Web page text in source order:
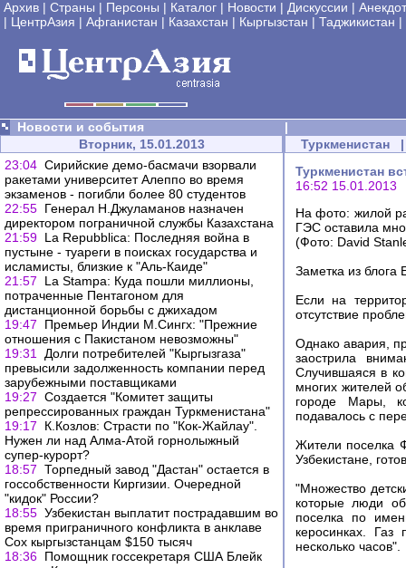
Архив | Страны | Персоны | Каталог | Новости | Дискуссии |
| ЦентрАзия | Афганистан | Казахстан | Кыргызстан | Таджикистан |
Новости и события
|
Вторник, 15.01.2013
23:04 Сирийские демо-басмачи взорвали
ракетами университет Алеппо во время
экзаменов - погибли более 80 студентов
22:55 Генерал Н.Джуламанов назначен
директором пограничной службы Казахстана
21:59 La Repubblica: Последняя война в
пустыне - туареги в поисках государства и
исламисты, близкие к "Аль-Каиде"
21:57
La Stampa: Куда пошли миллионы,
потраченные Пентагоном для
дистанционной борьбы с джихадом
19:47
Премьер Индии М.Сингх: "Прежние
отношения с Пакистаном невозможны"
19:31
Долги потребителей "Кыргызгаза"
превысили задолженность компании перед
зарубежными поставщиками
19:27 Создается "Комитет защиты
репрессированных граждан Туркменистана"
19:17
К.Козлов: Страсти по "Кок-Жайлау".
Нужен ли над Алма-Атой горнолыжный
супер-курорт?
18:57 Торпедный завод "Дастан" остается в
госсобственности Киргизии. Очередной
"кидок" России?
18:55 Узбекистан выплатит пострадавшим во
время приграничного конфликта в анклаве
Сох кыргызстанцам $150 тысяч
18:36 Помощник госсекретаря США Блейк
Туркменистан |
Туркменистан
16:52 15.01.2013
На фото: жилой
ГЭС оставила
(Фото: David
Заметка из
Если на
отсутствие
Однако авария,
заострила
Случившаяся в
многих жителей
городе Мары,
подавалось с
Жители поселка
Узбекистане,
"Множество
которые люди
поселка по
керосинках. Газ
несколько часов".